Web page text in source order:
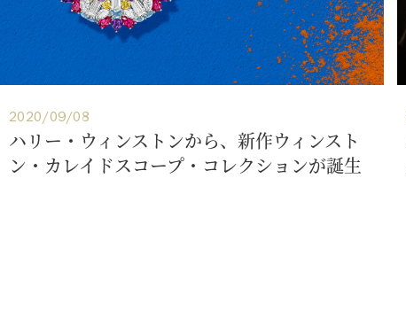
2020/09/08
ハリー・ウィンストンから、新作ウィンスト
ン・カレイドスコープ・コレクションが誕生